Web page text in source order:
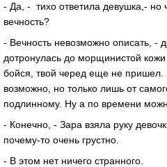
- Да, - тихо ответила девушка,- но
вечность?
- Вечность невозможно описать, -
дотронулась до морщинистой
бойся, твой черед еще не пришел.
возможно, но только лишь от
подлинному. Ну а по времени
- Конечно, - Зара взяла руку
почему-то очень грустно.
- В этом нет ничего странного.